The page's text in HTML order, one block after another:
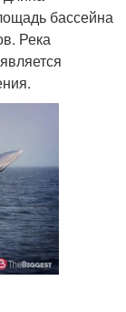
бассейна
Река